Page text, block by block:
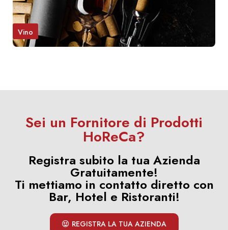
Vino
Sei un Fornitore di Prodotti
HoReCa?
Registra subito la tua Azienda
Gratuitamente!
Ti mettiamo in contatto diretto con
Bar, Hotel e Ristoranti!
REGISTRA LA TUA AZIENDA